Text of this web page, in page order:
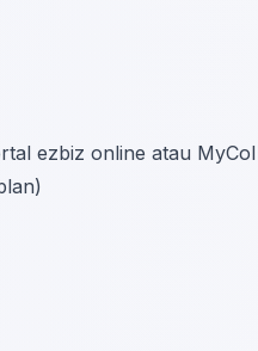
ezbiz online atau